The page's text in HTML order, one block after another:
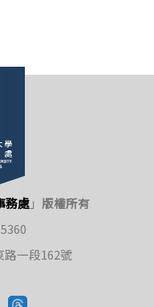
務處」 版權所有
路一段162號